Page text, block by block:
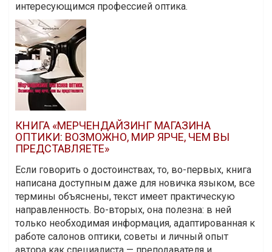
интересующимся профессией оптика.
КНИГА «МЕРЧЕНДАЙЗИНГ МАГАЗИНА
ОПТИКИ: ВОЗМОЖНО, МИР ЯРЧЕ, ЧЕМ ВЫ
ПРЕДСТАВЛЯЕТЕ»
Если говорить о достоинствах, то, во-первых, книга
написана доступным даже для новичка языком, все
термины объяснены, текст имеет практическую
направленность. Во-вторых, она полезна: в ней
только необходимая информация, адаптированная к
работе салонов оптики, советы и личный опыт